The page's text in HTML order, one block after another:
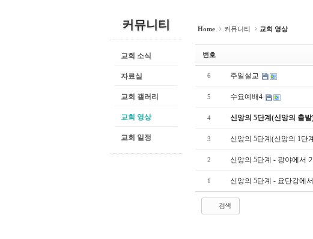
커뮤니티
교회 소식
자료실
교회 갤러리
교회 영상
교회 일정
Home 커뮤니티 교회 영상
번호
6 주일설교
5 수요예배4
4 신앙의 5단계(신앙의 출발
3 신앙의 5단계(신앙의 1단
2 신앙의 5단계 - 광야에서
1 신앙의 5단계 - 요단강에
검색